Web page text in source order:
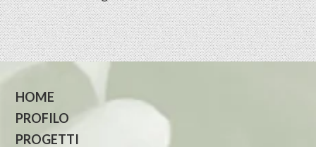
HOME
PROFILO
PROGETTI